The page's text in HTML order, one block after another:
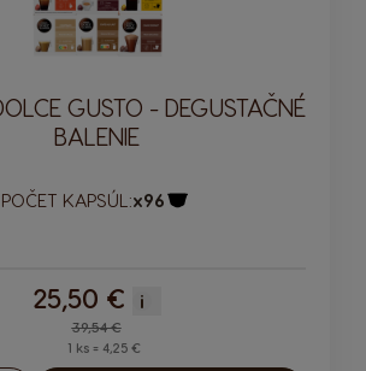
GUSTO - DEGUSTAČNÉ
BALENIE
POČET KAPSÚL:x96
Regular Price
39,54 €
25,50 € i
1 ks = 4,25 €